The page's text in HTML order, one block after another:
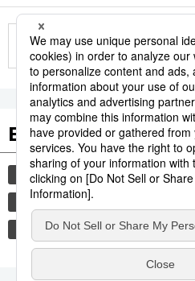
More in this
Etiquetas
cultura gastronomía
cortesía
costumbres
tradiciones